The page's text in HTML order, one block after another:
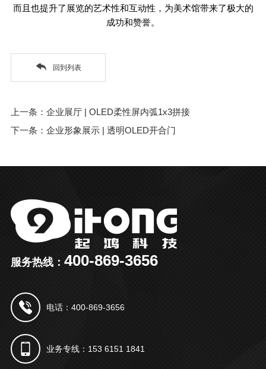
而且也提升了展览的艺术性和互动性，为美术馆带来了极大的
成功和赞誉。
回到列表
上一条：企业展厅 | OLED柔性屏内弧1x3拼接
下一条：企业形象展示 | 透明OLED开合门
服务热线： 400-869-3656
电话：400-869-3656
业务专线：153 6151 1841